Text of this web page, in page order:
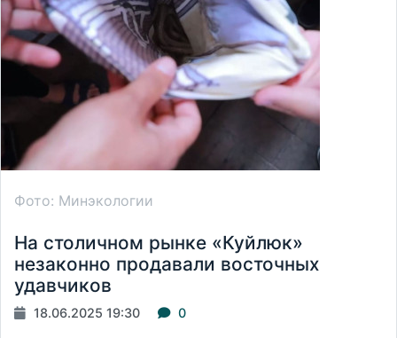
Фото: Минэкологии
На столичном рынке «Куйлюк»
незаконно продавали восточных
удавчиков
18.06.2025 19:30 0